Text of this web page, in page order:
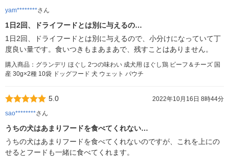
yam********さん
1日2回、ドライフードとは別に与えるの…
1日2回、ドライフードとは別に与えるので、小分けになっていて丁
度良い量です。食いつきもまあまあで、残すことはありません。
購入商品：グランデリ ほぐし 2つの味わい 成犬用 ほぐし鶏 ビーフ＆チーズ 国
産 30g×2種 10袋 ドッグフード 犬 ウェット パウチ
5.0
2022年10月16日 8時44分
sao********さん
うちの犬はあまりフードを食べてくれない…
うちの犬はあまりフードを食べてくれないのですが、これを上にの
せるとフードも一緒に食べてくれます。